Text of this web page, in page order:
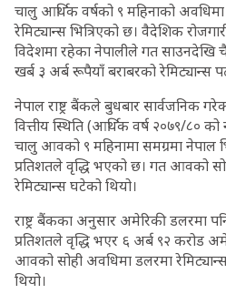
चालु आर्थिक वर्षको ९ महिनाको
रेमिट्यान्स भित्रिएको छ। वैदेशिक
विदेशमा रहेका नेपालीले गत साउनदेखि
खर्ब ३ अर्ब रूपैयाँ बराबरको रेमिट्यान्स
नेपाल राष्ट्र बैंकले बुधबार सार्वजनिक
वित्तीय स्थिति (आर्थिक वर्ष २०७९/८०
चालु आवको ९ महिनामा समग्रमा नेपाल
प्रतिशतले वृद्धि भएको छ। गत आवको
रेमिट्यान्स घटेको थियो।
राष्ट्र बैंकका अनुसार अमेरिकी डलरमा
प्रतिशतले वृद्धि भएर ६ अर्ब ९२ करोड
आवको सोही अवधिमा डलरमा
थियो।